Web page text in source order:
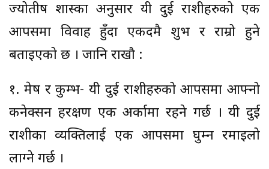
ज्योतीष शास्त्रका अनुसार यी दुई राशीहरुको एक
आपसमा विवाह हुँदा एकदमै शुभ र राम्रो हुने
बताइएको छ । जानि राखौ :
१. मेष र कुम्भ- यी दुई राशीहरुको आपसमा आफ्नो
कनेक्सन हरक्षण एक अर्कामा रहने गर्छ । यी दुई
राशीका व्यक्तिलाई एक आपसमा घुम्न रमाइलो
लाग्ने गर्छ ।